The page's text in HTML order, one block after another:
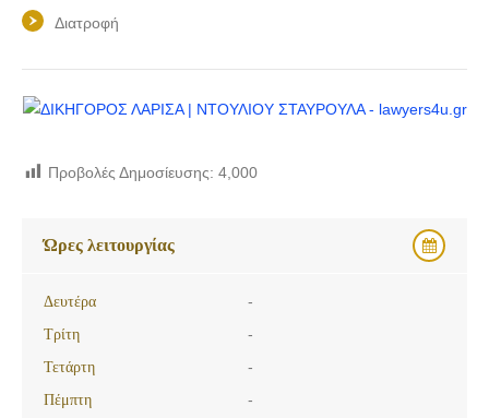
Διατροφή
Προβολές Δημοσίευσης: 4,000
Ώρες λειτουργίας
Δευτέρα
-
Τρίτη
-
Τετάρτη
-
Πέμπτη
-